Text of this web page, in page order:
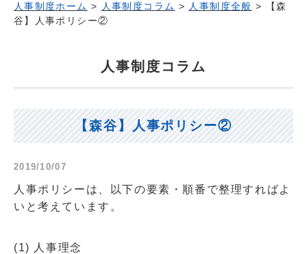
人事制度ホーム > 人事制度コラム > 人事制度全般 >
【森
谷】人事ポリシー②
人事制度コラム
【森谷】人事ポリシー②
2019/10/07
人事ポリシーは、以下の要素・順番で整理すればよ
いと考えています。
(1) 人事理念